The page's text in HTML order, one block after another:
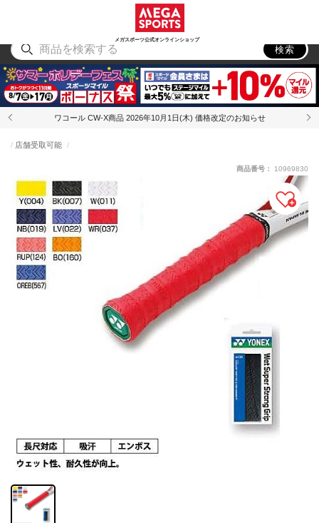
メガスポーツ公式オンラインショップ
アウトドア
検索
ワコール CW-X商品 2026年10月1日(木) 価格改定のお知らせ
店舗受取可能
商品番号： 10969830